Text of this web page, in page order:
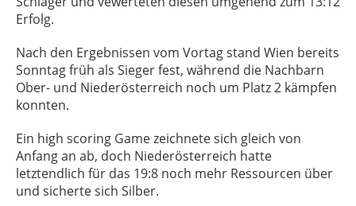
Erfolg.
Nach den Ergebnissen vom Vortag stand Wien bereits
Sonntag früh als Sieger fest, während die Nachbarn
Ober- und Niederösterreich noch um Platz 2 kämpfen
konnten.
Ein high scoring Game zeichnete sich gleich von
Anfang an ab, doch Niederösterreich hatte
letztendlich für das 19:8 noch mehr Ressourcen über
und sicherte sich Silber.